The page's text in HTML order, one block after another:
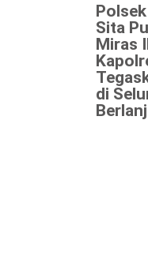
Sita
Miras
di